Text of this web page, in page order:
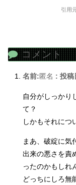
引用
コメント
名前:匿名 : 投稿
自分がしっかり
て？
しかもそれにつ
まあ、破綻に気
出来の悪さを責
ったのかもしれ
どっちにしろ無